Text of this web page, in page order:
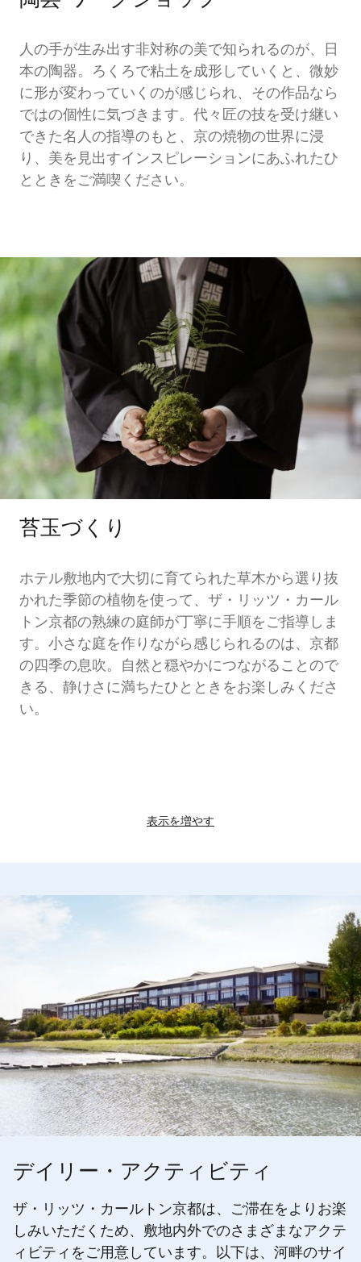
人の手が生み出す非対称の美で知られるのが、日
本の陶器。ろくろで粘土を成形していくと、微妙
に形が変わっていくのが感じられ、その作品なら
ではの個性に気づきます。代々匠の技を受け継い
できた名人の指導のもと、京の焼物の世界に浸
り、美を見出すインスピレーションにあふれたひ
とときをご満喫ください。
苔玉づくり
ホテル敷地内で大切に育てられた草木から選り抜
かれた季節の植物を使って、ザ・リッツ・カール
トン京都の熟練の庭師が丁寧に手順をご指導しま
す。小さな庭を作りながら感じられるのは、京都
の四季の息吹。自然と穏やかにつながることので
きる、静けさに満ちたひとときをお楽しみくださ
い。
表示を増やす
デイリー・アクティビティ
ザ・リッツ・カールトン京都は、ご滞在をよりお楽
しみいただくため、敷地内外でのさまざまなアクテ
ィビティをご用意しています。以下は、河畔のサイ